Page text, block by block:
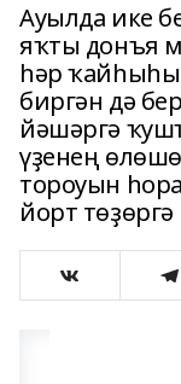
Ауылда ике
яҡты донъя
һәр
биргән дә
йәшәргә
үҙенең
тороуын
йорт